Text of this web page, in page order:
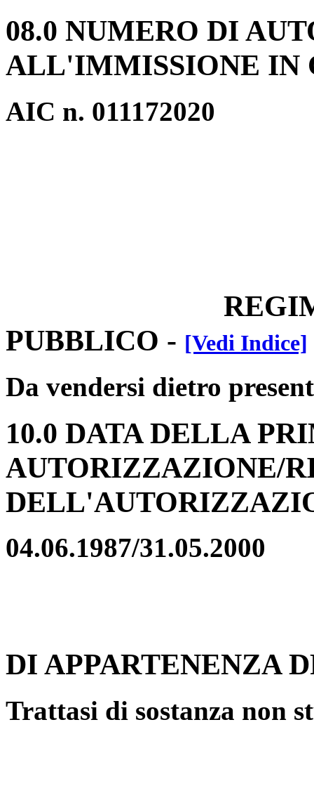
08.0 NUMERO DI
ALL'IMMISSIONE IN
AIC n. 011172020
PUBBLICO - [Vedi Indice]
Da vendersi dietro
10.0 DATA DELLA
AUTORIZZAZIONE/
04.06.1987/31.05.2000
DI APPARTENENZA
Trattasi di sostanza non